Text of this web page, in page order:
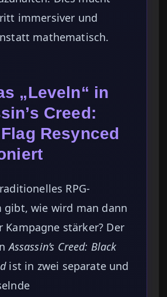
immersiver und
mathematisch.
„Leveln“ in
Creed:
Resynced
RPG-
gibt, wie wird man dann
Kampagne stärker? Der
Assassin’s Creed: Black
ist in zwei separate und